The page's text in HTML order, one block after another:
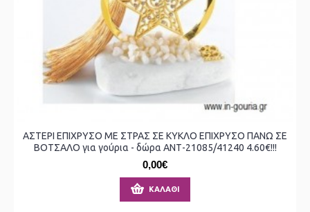
ΑΣΤΕΡΙ ΕΠΙΧΡΥΣΟ ΜΕ ΣΤΡΑΣ ΣΕ ΚΥΚΛΟ ΕΠΙΧΡΥΣΟ ΠΑΝΩ ΣΕ
ΒΟΤΣΑΛΟ για γούρια - δώρα ΑΝΤ-21085/41240 4.60€!!!
0,00€
ΚΑΛΆΘΙ